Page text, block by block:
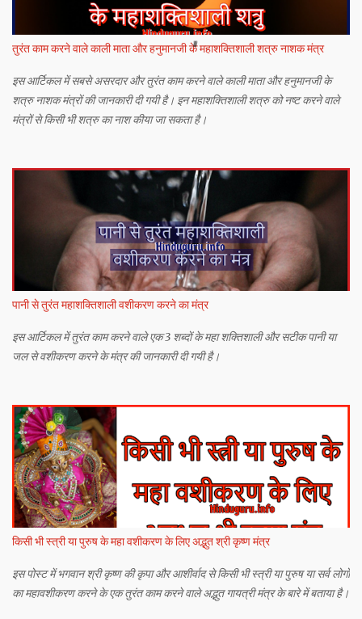
तुरंत काम करने वाले काली माता और हनुमानजी के महाशक्तिशाली शत्रु नाशक मंत्र
इस आर्टिकल में सबसे असरदार और तुरंत काम करने वाले काली माता और हनुमानजी के
शत्रु नाशक मंत्रों की जानकारी दी गयी है। इन महाशक्तिशाली शत्रु को नष्ट करने वाले
मंत्रों से किसी भी शत्रु का नाश कीया जा सकता है।
पानी से तुरंत महाशक्तिशाली वशीकरण करने का मंत्र
इस आर्टिकल में तुरंत काम करने वाले एक 3 शब्दों के महा शक्तिशाली और सटीक पानी या
जल से वशीकरण करने के मंत्र की जानकारी दी गयी है।
किसी भी स्त्री या पुरुष के महा वशीकरण के लिए अद्भुत श्री कृष्ण मंत्र
इस पोस्ट में भगवान श्री कृष्ण की कृपा और आशीर्वाद से किसी भी स्त्री या पुरुष या सर्व लोगों
का महावशीकरण करने के एक तुरंत काम करने वाले अद्भुत गायत्री मंत्र के बारे में बताया है।